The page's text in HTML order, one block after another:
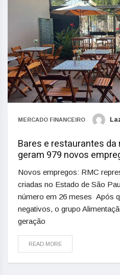
MERCADO FINANCEIRO
Bares e restaurantes da
geram 979 novos
Novos empregos: RMC
criadas no Estado de São
número em 26 meses Após
negativos, o grupo
geração
READ MORE